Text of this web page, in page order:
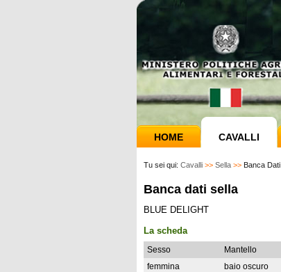
HOME CAVALLI
Tu sei qui: Cavalli >> Sella >> Banca Dati
Banca dati sella
BLUE DELIGHT
La scheda
Sesso Mantello
femmina
baio oscuro